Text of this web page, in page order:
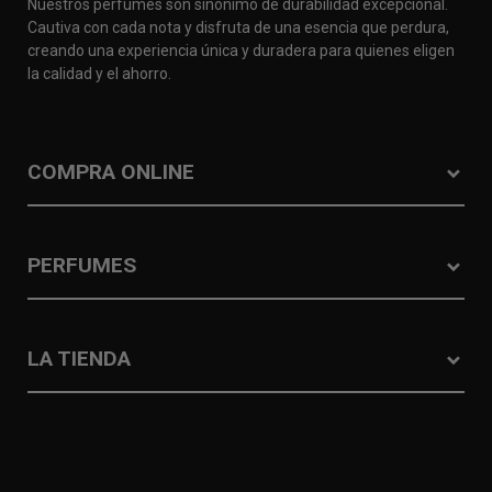
Nuestros perfumes son sinónimo de durabilidad excepcional.
Cautiva con cada nota y disfruta de una esencia que perdura,
creando una experiencia única y duradera para quienes eligen
la calidad y el ahorro.
COMPRA ONLINE
PERFUMES
LA TIENDA